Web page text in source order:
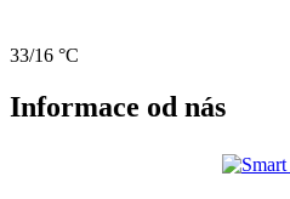
33/16 °C
Informace od nás